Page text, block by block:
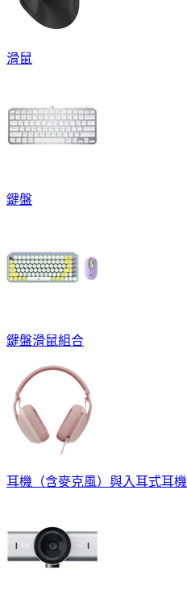
滑鼠
鍵盤
鍵盤滑鼠組合
耳機（含麥克風）與入耳式耳機